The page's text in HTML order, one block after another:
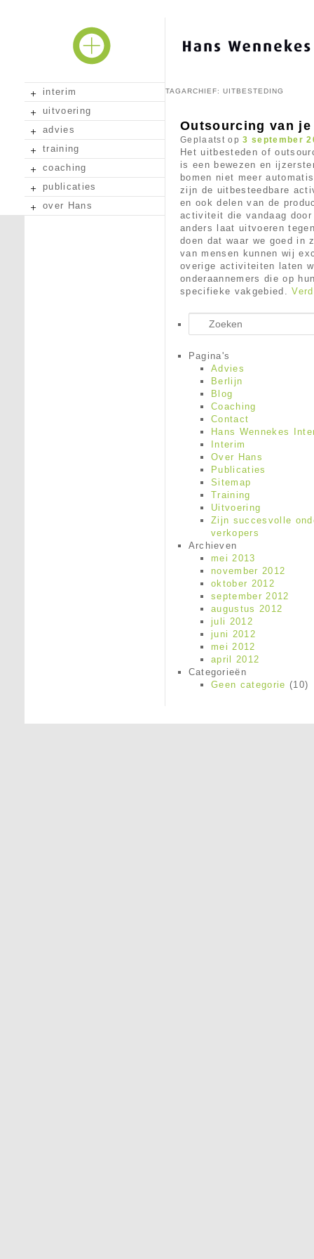
interim
uitvoering
advies
training
coaching
publicaties
over Hans
TAGARCHIEF: UITBESTEDING
Outsourcing van
Geplaatst op3 september
Het uitbesteden of
is een bewezen en
bomen niet meer
zijn de uitbesteedbare
en ook delen van de
activiteit die vandaag
anders laat uitvoeren
doen dat waar we goed in
van mensen kunnen wij
overige activiteiten laten
onderaannemers die op
specifieke vakgebied.
Zoeken
Pagina's
Advies
Berlijn
Blog
Coaching
Contact
Hans Wennekes
Interim
Over Hans
Publicaties
Sitemap
Training
Uitvoering
Zijn succesvolle
verkopers
Archieven
mei 2013
november 2012
oktober 2012
september 2012
augustus 2012
juli 2012
juni 2012
mei 2012
april 2012
Categorieën
Geen categorie (10)